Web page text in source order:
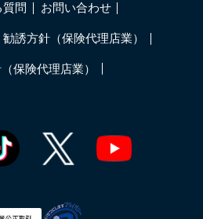
質問
お問い合わせ
勧誘方針（保険代理店業）
保険代理店業）